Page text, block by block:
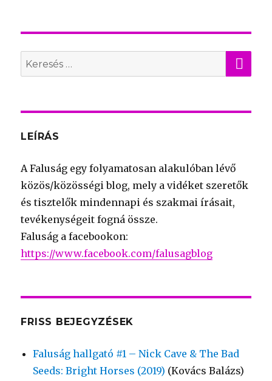
Search
for:
LEÍRÁS
A Faluság egy folyamatosan alakulóban lévő
közös/közösségi blog, mely a vidéket szeretők
és tisztelők mindennapi és szakmai írásait,
tevékenységeit fogná össze.
Faluság a facebookon:
https://www.facebook.com/falusagblog
FRISS BEJEGYZÉSEK
Faluság hallgató #1 – Nick Cave & The Bad
Seeds: Bright Horses (2019) (Kovács Balázs)